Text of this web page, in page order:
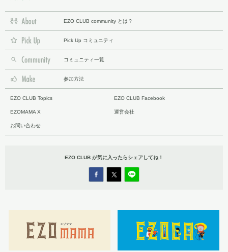
EZO CLUB community とは？
Pick Up コミュニティ
コミュニティ一覧
参加方法
EZO CLUB Topics EZO CLUB Facebook
EZOMAMA X 運営会社
お問い合わせ
EZO CLUB が気に入ったらシェアしてね！